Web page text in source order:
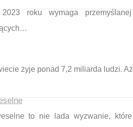
roku wymaga
żyje ponad 7,2 miliarda ludzi.
to nie lada wyzwanie,